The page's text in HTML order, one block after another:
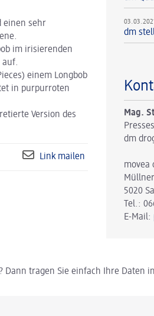
einen sehr
im irisierenden
auf.
einem Longbob
in purpurroten
Version des
Link mailen
dm
Mag.
dm
movea
5020
Tel.:
E-Mail:
tragen Sie einfach Ihre Daten